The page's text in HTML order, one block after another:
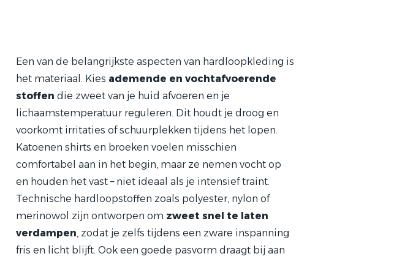
Een van de belangrijkste aspecten van hardloopkleding is
het materiaal. Kies ademende en vochtafvoerende
stoffen die zweet van je huid afvoeren en je
lichaamstemperatuur reguleren. Dit houdt je droog en
voorkomt irritaties of schuurplekken tijdens het lopen.
Katoenen shirts en broeken voelen misschien
comfortabel aan in het begin, maar ze nemen vocht op
en houden het vast – niet ideaal als je intensief traint.
Technische hardloopstoffen zoals polyester, nylon of
merinowol zijn ontworpen om zweet snel te laten
verdampen, zodat je zelfs tijdens een zware inspanning
fris en licht blijft. Ook een goede pasvorm draagt bij aan